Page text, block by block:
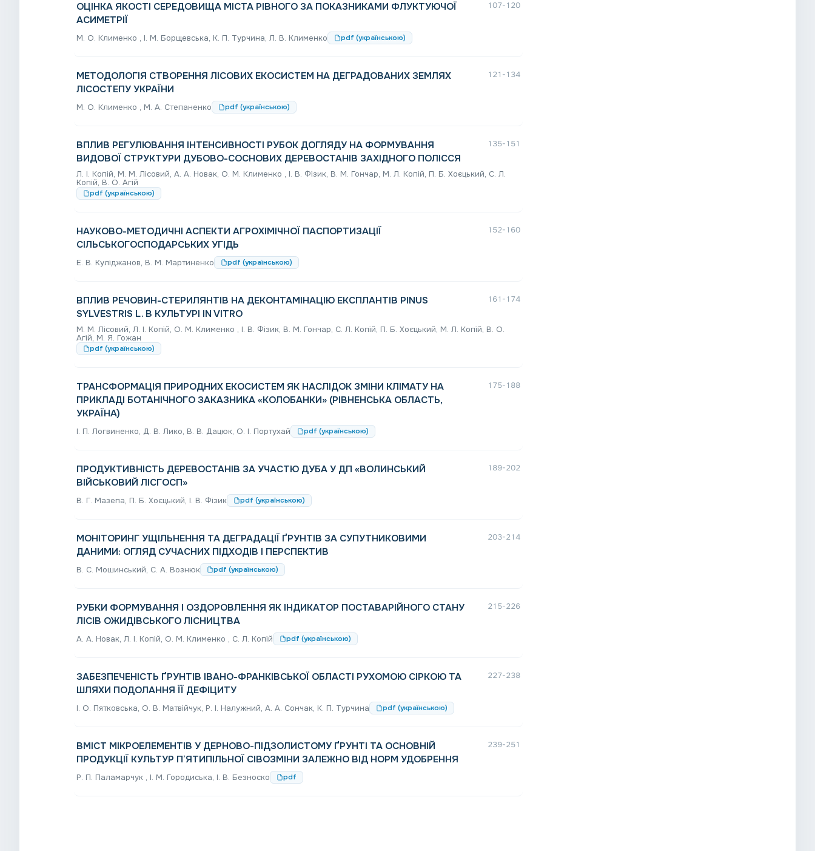
ОЦІНКА ЯКОСТІ СЕРЕДОВИЩА МІСТА РІВНОГО ЗА ПОКАЗНИКАМИ ФЛУКТУЮЧОЇ
АСИМЕТРІЇ
107-120
М. О. Клименко , І. М. Борщевська, К. П. Турчина, Л. В. Клименко pdf (українською)
МЕТОДОЛОГІЯ СТВОРЕННЯ ЛІСОВИХ ЕКОСИСТЕМ НА ДЕГРАДОВАНИХ ЗЕМЛЯХ
ЛІСОСТЕПУ УКРАЇНИ
121-134
М. О. Клименко , М. А. Степаненко pdf (українською)
ВПЛИВ РЕГУЛЮВАННЯ ІНТЕНСИВНОСТІ РУБОК ДОГЛЯДУ НА ФОРМУВАННЯ
ВИДОВОЇ СТРУКТУРИ ДУБОВО-СОСНОВИХ ДЕРЕВОСТАНІВ ЗАХІДНОГО ПОЛІССЯ
135-151
Л. І. Копій, М. М. Лісовий, А. А. Новак, О. М. Клименко , І. В. Фізик, В. М. Гончар, М. Л. Копій, П. Б. Хоєцький, С. Л.
Копій, В. О. Агій
pdf (українською)
НАУКОВО-МЕТОДИЧНІ АСПЕКТИ АГРОХІМІЧНОЇ ПАСПОРТИЗАЦІЇ
СІЛЬСЬКОГОСПОДАРСЬКИХ УГІДЬ
152-160
Е. В. Куліджанов, В. М. Мартиненко pdf (українською)
ВПЛИВ РЕЧОВИН-СТЕРИЛЯНТІВ НА ДЕКОНТАМІНАЦІЮ ЕКСПЛАНТІВ PINUS
SYLVESTRIS L. В КУЛЬТУРІ IN VITRO
161-174
М. М. Лісовий, Л. І. Копій, О. М. Клименко , І. В. Фізик, В. М. Гончар, С. Л. Копій, П. Б. Хоєцький, М. Л. Копій, В. О.
Агій, М. Я. Гожан
pdf (українською)
ТРАНСФОРМАЦІЯ ПРИРОДНИХ ЕКОСИСТЕМ ЯК НАСЛІДОК ЗМІНИ КЛІМАТУ НА
ПРИКЛАДІ БОТАНІЧНОГО ЗАКАЗНИКА «КОЛОБАНКИ» (РІВНЕНСЬКА ОБЛАСТЬ,
УКРАЇНА)
175-188
І. П. Логвиненко, Д. В. Лико, В. В. Дацюк, О. І. Портухай pdf (українською)
ПРОДУКТИВНІСТЬ ДЕРЕВОСТАНІВ ЗА УЧАСТЮ ДУБА У ДП «ВОЛИНСЬКИЙ
ВІЙСЬКОВИЙ ЛІСГОСП»
189-202
В. Г. Мазепа, П. Б. Хоєцький, І. В. Фізик pdf (українською)
МОНІТОРИНГ УЩІЛЬНЕННЯ ТА ДЕГРАДАЦІЇ ҐРУНТІВ ЗА СУПУТНИКОВИМИ
ДАНИМИ: ОГЛЯД СУЧАСНИХ ПІДХОДІВ І ПЕРСПЕКТИВ
203-214
В. С. Мошинський, С. А. Вознюк pdf (українською)
РУБКИ ФОРМУВАННЯ І ОЗДОРОВЛЕННЯ ЯК ІНДИКАТОР ПОСТАВАРІЙНОГО СТАНУ
ЛІСІВ ОЖИДІВСЬКОГО ЛІСНИЦТВА
215-226
А. А. Новак, Л. І. Копій, О. М. Клименко , С. Л. Копій pdf (українською)
ЗАБЕЗПЕЧЕНІСТЬ ҐРУНТІВ ІВАНО-ФРАНКІВСЬКОЇ ОБЛАСТІ РУХОМОЮ СІРКОЮ ТА
ШЛЯХИ ПОДОЛАННЯ ЇЇ ДЕФІЦИТУ
227-238
І. О. Пятковська, О. В. Матвійчук, Р. І. Налужний, А. А. Сончак, К. П. Турчина pdf (українською)
ВМІСТ МІКРОЕЛЕМЕНТІВ У ДЕРНОВО-ПІДЗОЛИСТОМУ ҐРУНТІ ТА ОСНОВНІЙ
ПРОДУКЦІЇ КУЛЬТУР П’ЯТИПІЛЬНОЇ СІВОЗМІНИ ЗАЛЕЖНО ВІД НОРМ УДОБРЕННЯ
239-251
Р. П. Паламарчук , І. М. Городиська, І. В. Безноско pdf